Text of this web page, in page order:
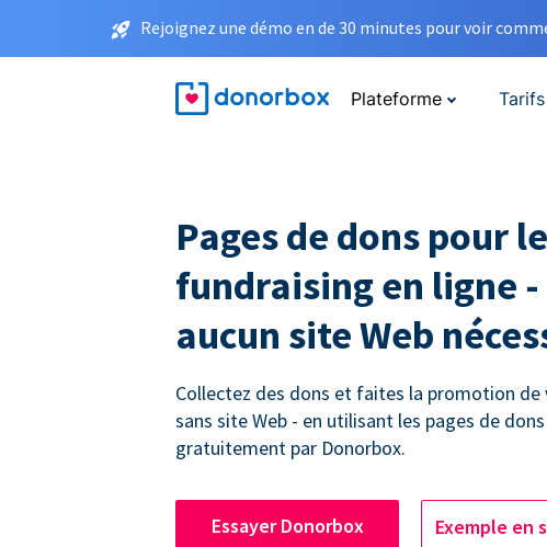
Rejoignez une démo en de 30 minutes pour voir
Plateforme Tarifs
Pages de dons pour le
fundraising en ligne -
aucun site Web
Collectez des dons et faites la promotion de
sans site Web - en utilisant les pages de
gratuitement par Donorbox.
Essayer Donorbox Exemple en